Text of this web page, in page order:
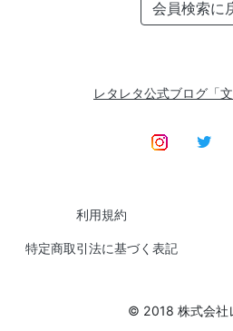
会員検索に
レタレタ公式ブログ「
利用規約
特定商取引法に基づく表記
© 2018 株式会社